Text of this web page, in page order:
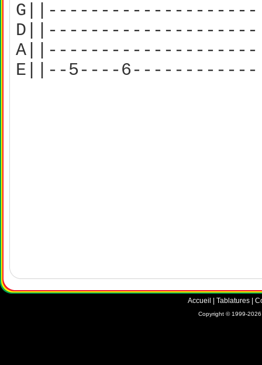
E||--5----
Accueil Tablatures
Copyright © 1999-